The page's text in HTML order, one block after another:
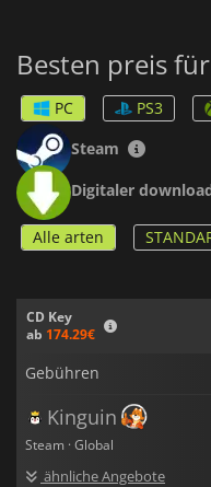
Besten preis für
PC PS3
Steam
Digitaler
Alle arten
CD Key
ab 174.29€
Gebühren
Kinguin
Steam · Global
ähnliche Angebote